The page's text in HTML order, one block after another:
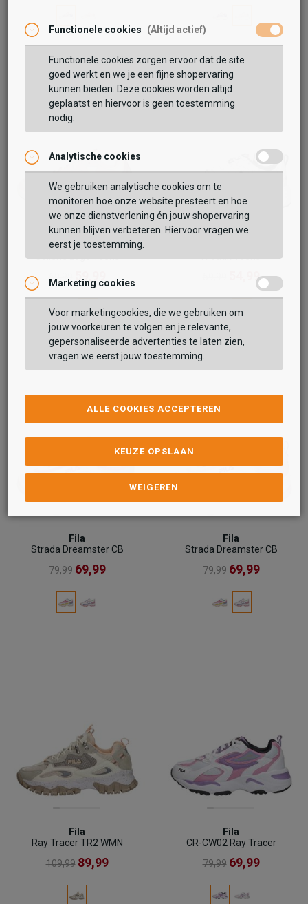
BEKIJK WINKELTAS
VERDER WINKELEN
Vaak samen gekocht met
Fila
69,99
59,99 54,99
Fila
Strada Dreamster CB
79,99 69,99
Fila
Strada Dreamster CB
79,99 69,99
Fila
Ray Tracer TR2 WMN
109,99 89,99
Fila
CR-CW02 Ray Tracer
79,99 69,99
Functionele cookies (Altijd actief)
Functionele cookies zorgen ervoor dat de site
goed werkt en we je een fijne shopervaring
kunnen bieden. Deze cookies worden altijd
geplaatst en hiervoor is geen toestemming
nodig.
Analytische cookies
We gebruiken analytische cookies om te
monitoren hoe onze website presteert en hoe
we onze dienstverlening én jouw shopervaring
kunnen blijven verbeteren. Hiervoor vragen we
eerst je toestemming.
Marketing cookies
Voor marketingcookies, die we gebruiken om
jouw voorkeuren te volgen en je relevante,
gepersonaliseerde advertenties te laten zien,
vragen we eerst jouw toestemming.
ALLE COOKIES ACCEPTEREN
KEUZE OPSLAAN
WEIGEREN